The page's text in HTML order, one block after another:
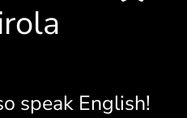
speak English!